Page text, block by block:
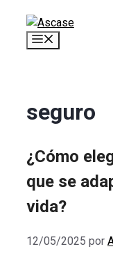
Saltar
contenido
seguro
¿Cómo
que se
vida?
12/05/2025 por